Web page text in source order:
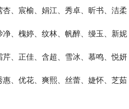
杏、宸榆、娟江、秀卓、昕书、洁柔
净、槐婷、纹林、帆醉、缦玉、新妮
芹、正佳、含超、雪冰、慕鸣、悦妍
惠、优花、爽熙、丝蕾、婕怀、芝茹